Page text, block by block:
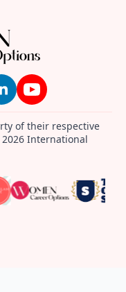
of their respective
International